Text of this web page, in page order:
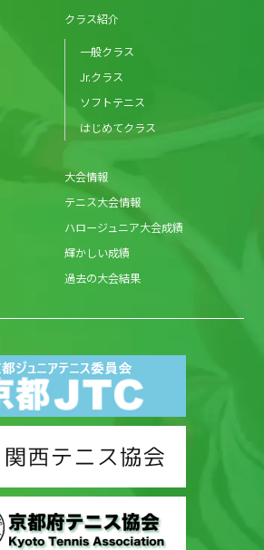
クラス紹介
一般クラス
Jr.クラス
ソフトテニス
はじめてクラス
大会情報
テニス大会情報
ハロージュニア大会成績
輝かしい成績
過去の大会結果